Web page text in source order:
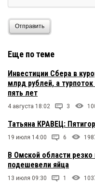
Отправить
Еще по теме
Инвестиции Сбера в
млрд рублей, а
пять лет
4 августа 18:02 3
Татьяна КРАВЕЦ:
19 июля 14:00 6
В Омской области
подешевели яйца
13 июля 09:30 1